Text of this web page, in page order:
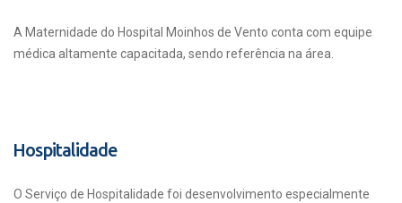
A Maternidade do Hospital Moinhos de Vento conta com equipe
médica altamente capacitada, sendo referência na área.
Hospitalidade
O Serviço de Hospitalidade foi desenvolvimento especialmente